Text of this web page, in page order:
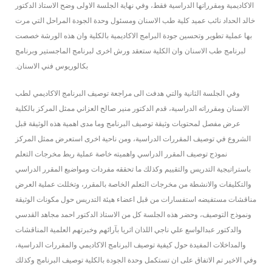
الاكاديمية ومقرراتها الدراسية فقط، وفي نهاية الجلسة الاولى وضح الاستاذ الدكتور
خالد الحداد نائب عميد كلية طب الاسنان ومسئول وحدة الجودة المراحل التي مرت
بها عملية تطوير وتحسين جودة البرامج الاكاديمية بالكلية وان هذه الورشة خصصت
لبرنامج طب الاسنان وان الكلية ستعقد ورش اخرى لبرنامج الماجستير وبرنامج
بكالوريوس فني الاسنان.
وفي الجلسة الثانية والتي هدفت الى مراجعة توصيف البرنامج الاكاديمي لطب
الاسنان ومقرراته الدراسية، قدم الدكتور منير صالح العزاني ممثل المركز بالكلية
عرض مفصل لمحتويات وثيقة توصيف البرنامج وما مدى اهمية هذه الوثيقة قبل
الشروع في توصيف المقررات الدراسية، ومن ناحية اخرى استعرض ممثل المركز
نموذج توصيف المقرر الدراسي واهميته خاصة عملية ربط مخرجات التعلم
باستراتيجية التدريس والتقييم وكذلك ما تحققه مفردات ومواضيع المقرر الدراسي
والتكليفات والانشطة من مخرجات التعلم الخاصة بالمقرر، وتخللت عملية العرض
مناقشات مستفيضه استفسارات من قبل اعضاء هيئة التدريس حول مكونات الوثيقة
ونموذج التوصيف، وحضر هذه الجلسة كل من الاستاذ الدكتور احمد مجاهد القدسي
والدكتور عبدالواسع علي ناجي اللذان اثريا بآرائهم وخبرتهم العلمية المناقشات
والمداخلات المفيدة حول كيفية توصيف البرنامج الاكاديمي والمقررات الدراسية،
وفي الاخير تم الاتفاق على ان تستكمل وحدة الجودة بالكلية توصيف البرنامج وكذلك